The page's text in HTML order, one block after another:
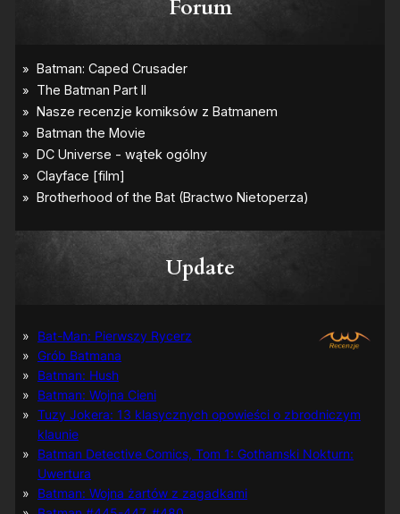
Forum
Update
Bat-Man: Pierwszy Rycerz
Grób Batmana
Batman: Hush
Batman: Wojna Cieni
Tuzy Jokera: 13 klasycznych opowieści o zbrodniczym
klaunie
Batman Detective Comics, Tom 1: Gothamski Nokturn:
Uwertura
Batman: Wojna żartów z zagadkami